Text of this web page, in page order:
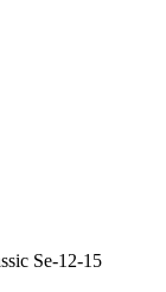
Se-12-15